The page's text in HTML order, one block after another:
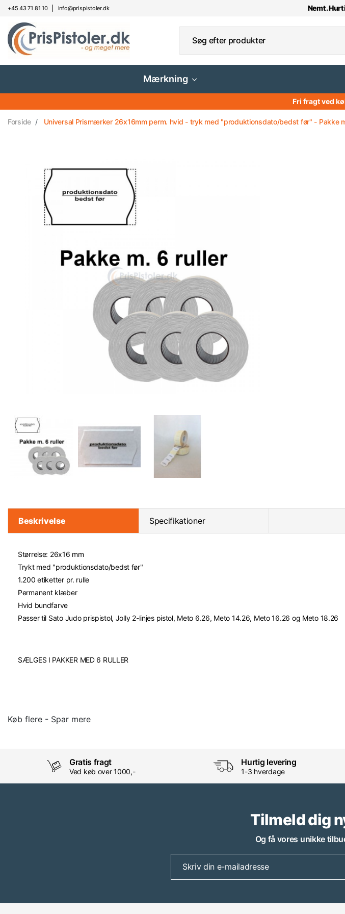
+45 43 71 81 10 info@prispistoler.dk Nemt.
Mærkning
Fri fragt ved
Forside Universal Prismærker 26x16mm perm. hvid - tryk med "produktionsdato/bedst før" - Pakke
Beskrivelse Specifikationer
Størrelse: 26x16 mm
Trykt med "produktionsdato/bedst før"
1.200 etiketter pr. rulle
Permanent klæber
Hvid bundfarve
Passer til Sato Judo prispistol, Jolly 2-linjes pistol, Meto 6.26, Meto 14.26, Meto 16.26 og Meto 18.26
SÆLGES I PAKKER MED 6 RULLER
Køb flere - Spar mere
Gratis fragt
Ved køb over 1000,-
Hurtig levering
1-3 hverdage
Tilmeld dig
Og få vores unikke